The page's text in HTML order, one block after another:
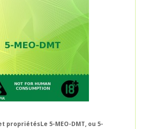
propriétésLe 5-MEO-DMT, ou 5-